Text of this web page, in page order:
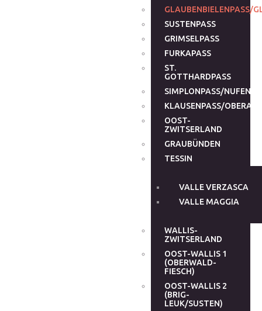
GLAUBENBIELENPASS/
SUSTENPASS
GRIMSELPASS
FURKAPASS
ST.
GOTTHARDPASS
SIMPLONPASS/
KLAUSENPASS/
OOST-
ZWITSERLAND
GRAUBÜNDEN
TESSIN
VALLE VERZASCA
VALLE MAGGIA
WALLIS-
ZWITSERLAND
OOST-WALLIS 1
(OBERWALD-
FIESCH)
OOST-WALLIS 2
(BRIG-
LEUK/SUSTEN)